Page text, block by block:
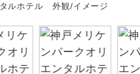
ルホテル 外観/イメージ
テルに大浴場が付いています。
となります。
ますので、コールセ